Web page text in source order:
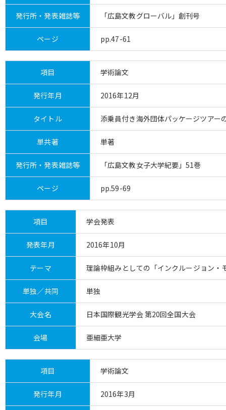
発行所・発表雑誌等 「広島文教グローバル」創刊号
ページ pp.47-61
項目 学術論文
発行年月 2016年12月
タイトル 添乗員付き海外団体パッケージツアー
単共著 単著
発行所・発表雑誌等 「広島文教女子大学紀要」51巻
ページ pp.59-69
項目 学会発表
発表年月 2016年10月
テーマ 理論枠組みとしての「インクルージョン
単独／共同 単独
大会名 日本国際観光学会 第20回全国大会
会場 亜細亜大学
項目 学術論文
発行年月 2016年3月